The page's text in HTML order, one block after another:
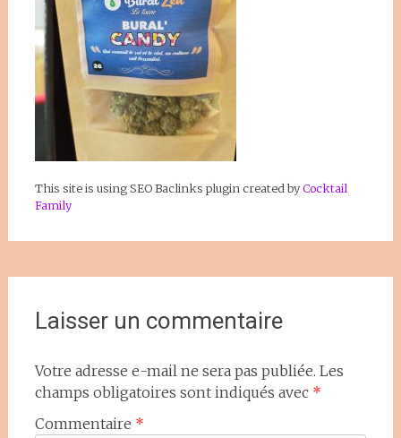
This site is using SEO Baclinks plugin created byCocktail
Family
Laisser un commentaire
Votre adresse e-mail ne sera pas publiée. Les
champs obligatoires sont indiqués avec *
Commentaire *